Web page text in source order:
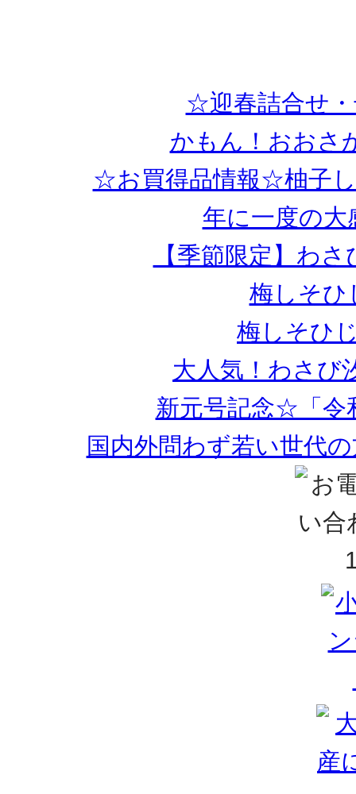
☆迎春詰合せ
かもん！おお
☆お買得品情報☆柚子
年に一度の大
【季節限定】わ
梅しそひ
梅しそひ
大人気！わさび
新元号記念☆「令
国内外問わず若い世代